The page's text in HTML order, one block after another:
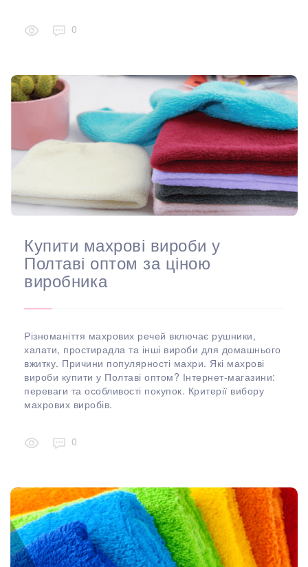
0
Купити махрові вироби у
Полтаві оптом за ціною
виробника
Різноманіття махрових речей включає рушники,
халати, простирадла та інші вироби для домашнього
вжитку. Причини популярності махри. Які махрові
вироби купити у Полтаві оптом? Інтернет-магазини:
переваги та особливості покупок. Критерії вибору
махрових виробів.
0